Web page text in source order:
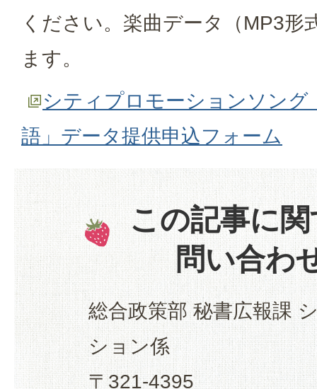
ください。楽曲データ（MP3形
ます。
シティプロモーションソン
語」データ提供申込フォーム
この記事に
問い合わ
総合政策部 秘書広報課
ション係
〒321-4395